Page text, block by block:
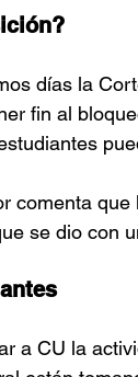
días la
fin al
comenta
se dio con
a CU la